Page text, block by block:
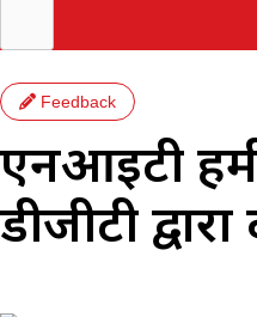
Feedback
एनआईटी
डीजीटी द्वारा